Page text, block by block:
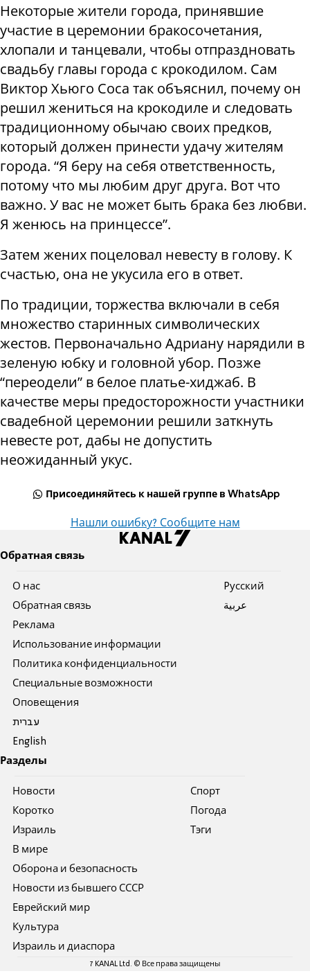
Некоторые жители города, принявшие
участие в церемонии бракосочетания,
хлопали и танцевали, чтобы отпраздновать
свадьбу главы города с крокодилом. Сам
Виктор Хьюго Соса так объяснил, почему он
решил жениться на крокодиле и следовать
традиционному обычаю своих предков,
который должен принести удачу жителям
города. “Я беру на себя ответственность,
потому что мы любим друг друга. Вот что
важно. У вас не может быть брака без любви.
Я женюсь на принцессе”.
Затем жених поцеловал невесту в голову. К
счастью, она не укусила его в ответ.
По традиции, торжества включали в себя
множество старинных символических
жестов. Первоначально Адриану нарядили в
зеленую юбку и головной убор. Позже
“переодели” в белое платье-хиджаб. В
качестве меры предосторожности участники
свадебной церемонии решили заткнуть
невесте рот, дабы не допустить
неожиданный укус.
Присоединяйтесь к нашей группе в WhatsApp
Нашли ошибку? Сообщите нам
Обратная связь
О нас
Обратная связь
Реклама
Использование информации
Политика конфиденциальности
Специальные возможности
Оповещения
עברית
English
Pусский
عربية
Разделы
Новости
Коротко
Израиль
В мире
Оборона и безопасность
Новости из бывшего СССР
Еврейский мир
Культура
Израиль и диаспора
Спорт
Погода
Тэги
7 KANAL Ltd. © Все права защищены